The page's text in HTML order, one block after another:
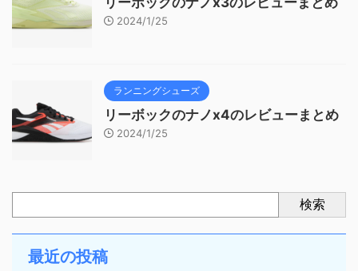
2024/1/25
ランニングシューズ
リーボックのナノx4のレビューまとめ
2024/1/25
検索
最近の投稿